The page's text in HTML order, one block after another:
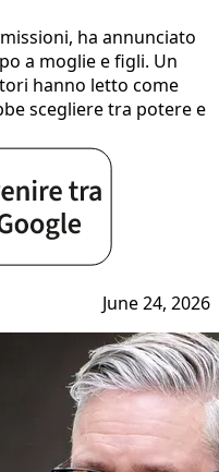
ha annunciato
a moglie e figli. Un
hanno letto come
scegliere tra potere e
June 24, 2026